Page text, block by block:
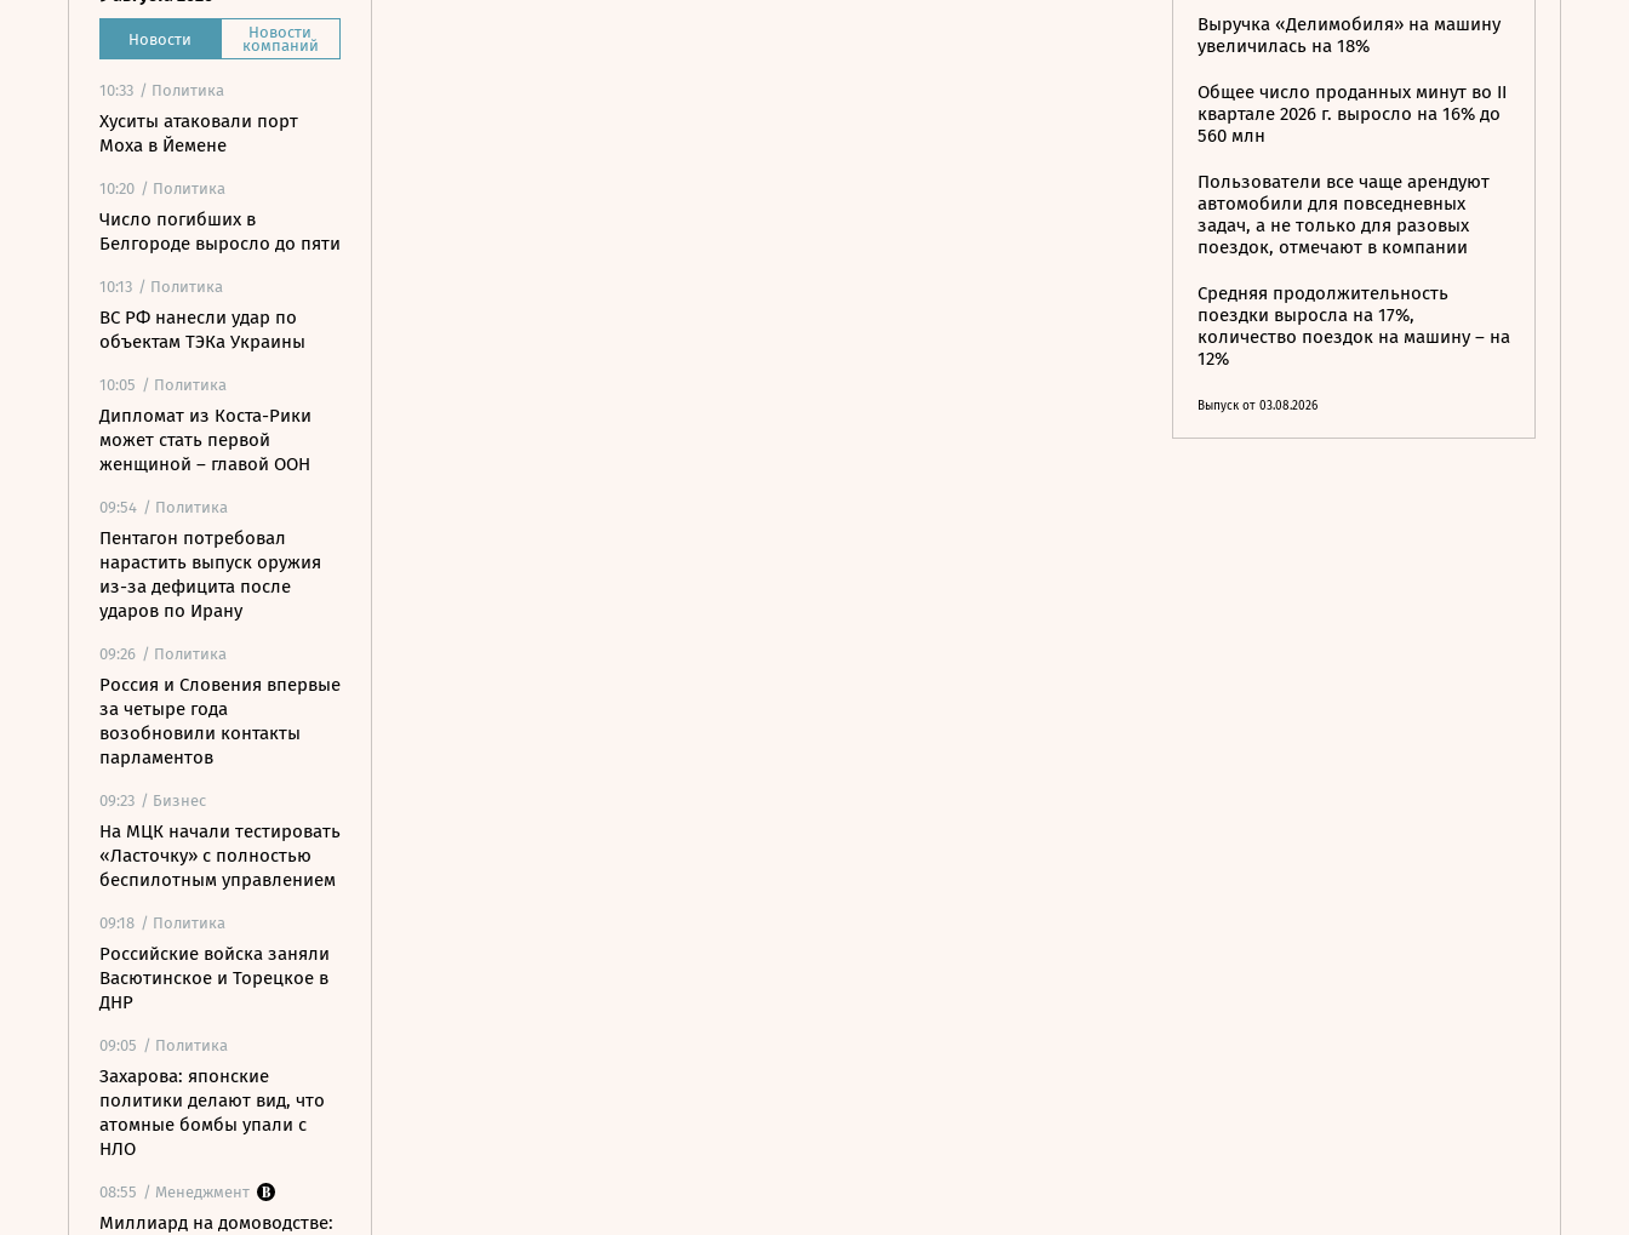
Новости Новости
компаний
10:33 / Политика
Хуситы атаковали порт
Моха в Йемене
10:20 / Политика
Число погибших в
Белгороде выросло до пяти
10:13 / Политика
ВС РФ нанесли удар по
объектам ТЭКа Украины
10:05 / Политика
Дипломат из Коста-Рики
может стать первой
женщиной – главой ООН
09:54 / Политика
Пентагон потребовал
нарастить выпуск оружия
из-за дефицита после
ударов по Ирану
09:26 / Политика
Россия и Словения впервые
за четыре года
возобновили контакты
парламентов
09:23 / Бизнес
На МЦК начали тестировать
«Ласточку» с полностью
беспилотным управлением
09:18 / Политика
Российские войска заняли
Васютинское и Торецкое в
ДНР
09:05 / Политика
Захарова: японские
политики делают вид, что
атомные бомбы упали с
НЛО
08:55 / Менеджмент
Миллиард на домоводстве:
Выручка «Делимобиля» на машину
увеличилась на 18%
Общее число проданных минут во II
квартале 2026 г. выросло на 16% до
560 млн
Пользователи все чаще арендуют
автомобили для повседневных
задач, а не только для разовых
поездок, отмечают в компании
Средняя продолжительность
поездки выросла на 17%,
количество поездок на машину – на
12%
Выпуск от 03.08.2026